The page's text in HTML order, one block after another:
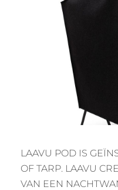
LAAVU POD IS
OF TARP. LAAVU
VAN EEN